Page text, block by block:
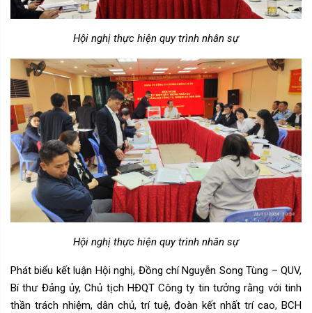
Hội nghị thực hiện quy trình nhân sự
Hội nghị thực hiện quy trình nhân sự
Phát biểu kết luận Hội nghị, Đồng chí Nguyễn Song Tùng – QUV,
Bí thư Đảng ủy, Chủ tịch HĐQT Công ty tin tưởng rằng với tinh
thần trách nhiệm, dân chủ, trí tuệ, đoàn kết nhất trí cao, BCH